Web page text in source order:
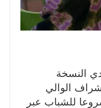
النسخة
الوالي
الفتاح ولد أحمد أحميتي. وسيتم تمويل 65 مشروعا للشباب عبر